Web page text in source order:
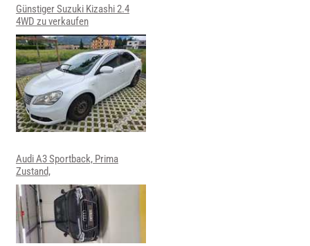
Günstiger Suzuki Kizashi 2.4
4WD zu verkaufen
Audi A3 Sportback, Prima
Zustand,